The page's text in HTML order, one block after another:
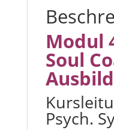
Modul
Soul
Psych.